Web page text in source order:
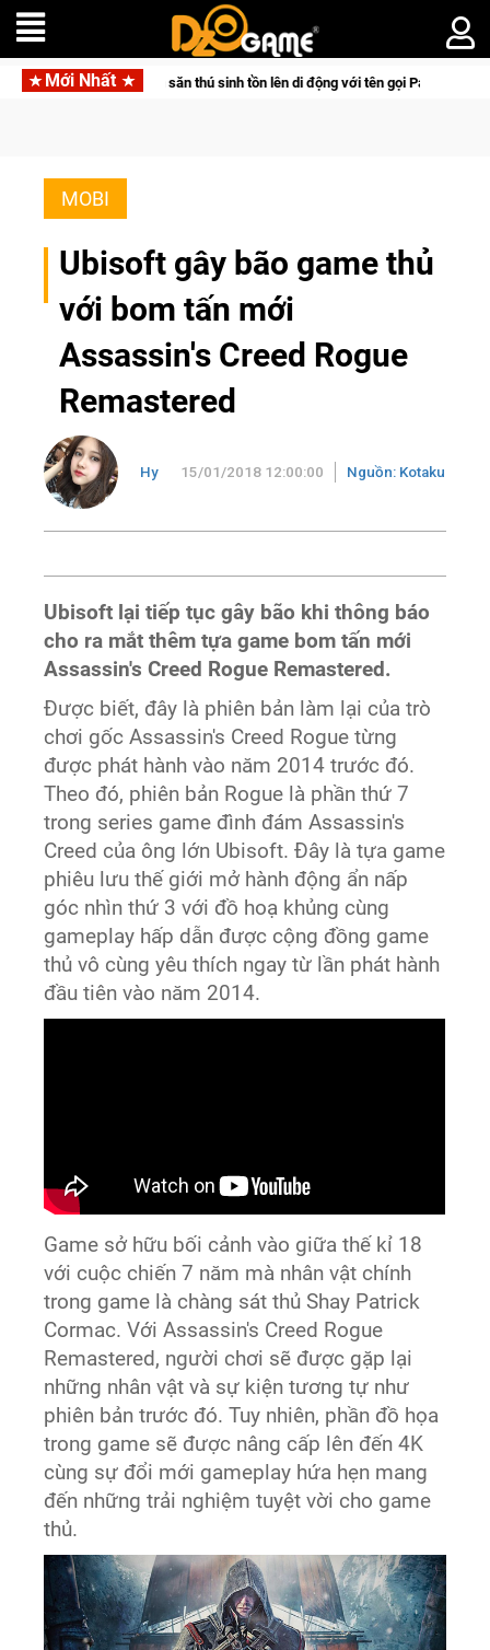
Mới Nhất
đưa bom tấn săn thú sinh tồn lên di động với tên gọi Palworld Online
MOBI
Ubisoft gây bão game thủ
với bom tấn mới
Assassin's Creed Rogue
Remastered
Hy 15/01/2018 12:00:00 Nguồn: Kotaku
Ubisoft lại tiếp tục gây bão khi thông báo
cho ra mắt thêm tựa game bom tấn mới
Assassin's Creed Rogue Remastered.
Được biết, đây là phiên bản làm lại của trò
chơi gốc Assassin's Creed Rogue từng
được phát hành vào năm 2014 trước đó.
Theo đó, phiên bản Rogue là phần thứ 7
trong series game đình đám Assassin's
Creed của ông lớn Ubisoft. Đây là tựa game
phiêu lưu thế giới mở hành động ẩn nấp
góc nhìn thứ 3 với đồ hoạ khủng cùng
gameplay hấp dẫn được cộng đồng game
thủ vô cùng yêu thích ngay từ lần phát hành
đầu tiên vào năm 2014.
Game sở hữu bối cảnh vào giữa thế kỉ 18
với cuộc chiến 7 năm mà nhân vật chính
trong game là chàng sát thủ Shay Patrick
Cormac. Với Assassin's Creed Rogue
Remastered, người chơi sẽ được gặp lại
những nhân vật và sự kiện tương tự như
phiên bản trước đó. Tuy nhiên, phần đồ họa
trong game sẽ được nâng cấp lên đến 4K
cùng sự đổi mới gameplay hứa hẹn mang
đến những trải nghiệm tuyệt vời cho game
thủ.